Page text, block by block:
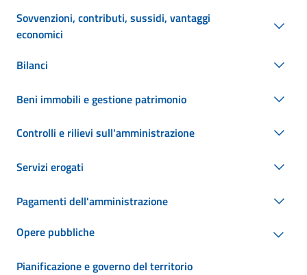
Sovvenzioni, contributi, sussidi, vantaggi
economici
Bilanci
Beni immobili e gestione patrimonio
Controlli e rilievi sull'amministrazione
Servizi erogati
Pagamenti dell'amministrazione
Opere pubbliche
Pianificazione e governo del territorio